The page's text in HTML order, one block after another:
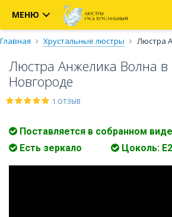
МЕНЮ
Главная Хрустальные люстры Люстра
Люстра Анжелика Волна
Новгороде
1 ОТЗЫВ
Поставляется в собранном виде
Есть зеркало
Цоколь: